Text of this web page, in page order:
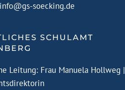
info@gs-soecking.de
SCHULAMT
Leitung: Frau Manuela Hollweg |